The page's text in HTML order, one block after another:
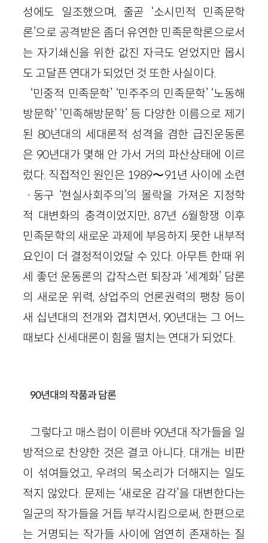
성에도 일조했으며, 줄곧 ‘소시민적 민족문학
론’으로 공격받은 좀더 유연한 민족문학론으로서
는 자기쇄신을 위한 값진 자극도 얻었지만 몹시
도 고달픈 연대가 되었던 것 또한 사실이다.
‘민중적 민족문학’ ‘민주주의 민족문학’ ‘노동해
방문학’ ‘민족해방문학’ 등 다양한 이름으로 제기
된 80년대의 세대론적 성격을 겸한 급진운동론
은 90년대가 몇해 안 가서 거의 파산상태에 이르
렀다. 직접적인 원인은 1989〜91년 사이에 소련
ㆍ동구 ‘현실사회주의’의 몰락을 가져온 지정학
적 대변화의 충격이었지만, 87년 6월항쟁 이후
민족문학의 새로운 과제에 부응하지 못한 내부적
요인이 더 결정적이었달 수 있다. 아무튼 한때 위
세 좋던 운동론의 갑작스런 퇴장과 ‘세계화’ 담론
의 새로운 위력, 상업주의 언론권력의 팽창 등이
새 십년대의 전개와 겹치면서, 90년대는 그 어느
때보다 신세대론이 힘을 떨치는 연대가 되었다.
90년대의 작품과 담론
그렇다고 매스컴이 이른바 90년대 작가들을 일
방적으로 찬양한 것은 결코 아니다. 대개는 비판
이 섞여들었고, 우려의 목소리가 더해지는 일도
적지 않았다. 문제는 ‘새로운 감각’을 대변한다는
일군의 작가들을 거듭 부각시킴으로써, 한편으로
는 거명되는 작가들 사이에 엄연히 존재하는 질